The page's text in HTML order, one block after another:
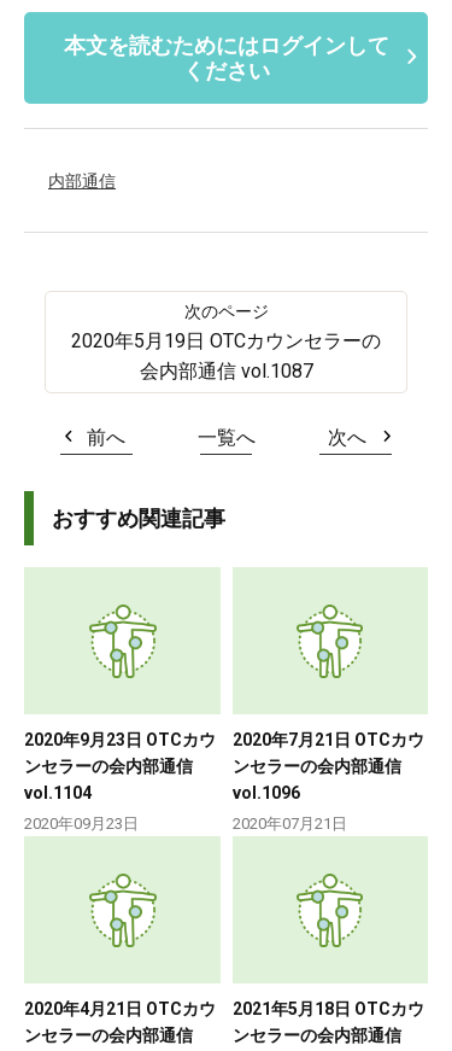
本文を読むためにはログインして
ください
内部通信
2020年5月19日 OTCカウンセラーの
会内部通信 vol.1087
前へ 一覧へ 次へ
おすすめ関連記事
2020年9月23日 OTCカウ
ンセラーの会内部通信
vol.1104
2020年09月23日
2020年7月21日 OTCカウ
ンセラーの会内部通信
vol.1096
2020年07月21日
2020年4月21日 OTCカウ
ンセラーの会内部通信
2021年5月18日 OTCカウ
ンセラーの会内部通信